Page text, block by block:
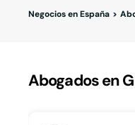
Negocios en España
Abogados en